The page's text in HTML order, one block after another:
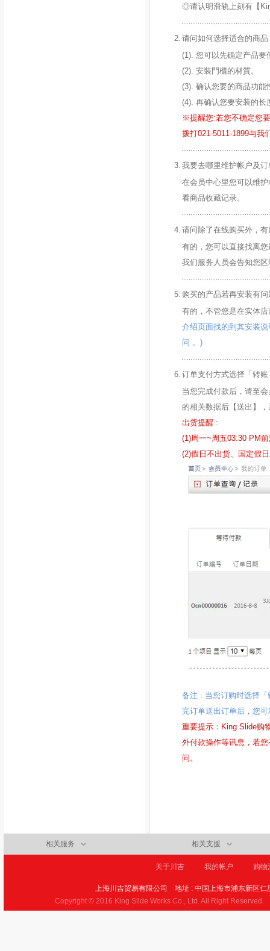
◎请认明滑轨上刻有【
2. 请问如何选择适合的商品
(1). 您可以先确定产品要
(2). 安裝門櫃的材質。
(3). 确认您要的商品功
(4). 再确认您要安装的长
※提醒您:若您不确定您
拨打021-5011-1899与我
3. 我要去哪里维护帐户及
在会员中心里您可以维
看商品收藏记录。
4. 请问除了在线购买外，
有的，您可以直接找离
我们服务人员会告知您
5. 购买的产品若再安装有
有的，不管您是在实体
介绍页面找的到其安装
问 。)
6. 订单支付方式选择「转
当您完成付款后，请至
的相关数据后【送出】
出货提醒 :
(1)周一~周五03:30 PM
(2)假日不出货、国定假
备注 : 当您订购时选择
完订单送出订单后，您
重要提示：King Slide购
外付款操作等讯息，若
问。
相关服务 相关支援
关于川吉 我的帐户 购物
上海川吉贸易有限公司
地址 : 中国上海市浦东新区
Copyright © 2016 King Slide Works Co., Ltd. All Right